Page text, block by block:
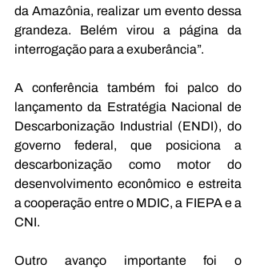
da Amazônia, realizar um evento dessa
grandeza. Belém virou a página da
interrogação para a exuberância”.
A conferência também foi palco do
lançamento da Estratégia Nacional de
Descarbonização Industrial (ENDI), do
governo federal, que posiciona a
descarbonização como motor do
desenvolvimento econômico e estreita
a cooperação entre o MDIC, a FIEPA e a
CNI.
Outro avanço importante foi o